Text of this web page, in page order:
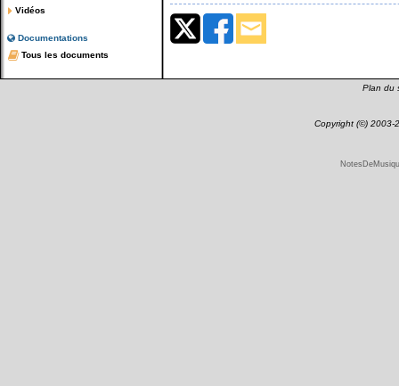
Vidéos
Documentations
Tous les documents
Plan du
Copyright (©) 2003-